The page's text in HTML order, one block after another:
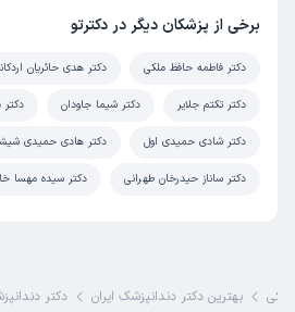
برخی از پزشکان دیگر در دکترتو
دکتر فاطمه حافظ ملکی دکتر هدی حائریان
دکتر تکتم جلایر دکتر شیما جاودان
دکتر شادی حمیدی اول دکتر هادی حمیدی
دکتر ساناز حیدرخان طهرانی دکتر سیده مهسا
بهترین دکتر دندانپزشک ایران دکتر